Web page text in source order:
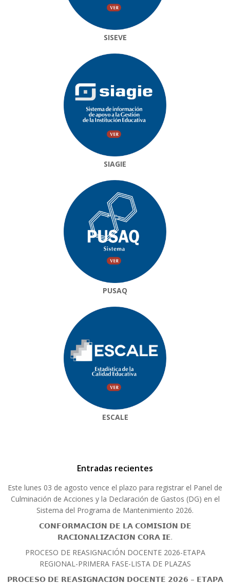
SISEVE
SIAGIE
PUSAQ
ESCALE
Entradas recientes
Este lunes 03 de agosto vence el plazo para registrar el Panel de
Culminación de Acciones y la Declaración de Gastos (DG) en el
Sistema del Programa de Mantenimiento 2026.
𝗖𝗢𝗡𝗙𝗢𝗥𝗠𝗔𝗖𝗜𝗢́𝗡 𝗗𝗘 𝗟𝗔 𝗖𝗢𝗠𝗜𝗦𝗜𝗢́𝗡 𝗗𝗘
𝗥𝗔𝗖𝗜𝗢𝗡𝗔𝗟𝗜𝗭𝗔𝗖𝗜𝗢́𝗡 𝗖𝗢𝗥𝗔 𝗜𝗘.
PROCESO DE REASIGNACIÓN DOCENTE 2026-ETAPA
REGIONAL-PRIMERA FASE-LISTA DE PLAZAS
𝗣𝗥𝗢𝗖𝗘𝗦𝗢 𝗗𝗘 𝗥𝗘𝗔𝗦𝗜𝗚𝗡𝗔𝗖𝗜𝗢́𝗡 𝗗𝗢𝗖𝗘𝗡𝗧𝗘 𝟮𝟬𝟮𝟲 – 𝗘𝗧𝗔𝗣𝗔